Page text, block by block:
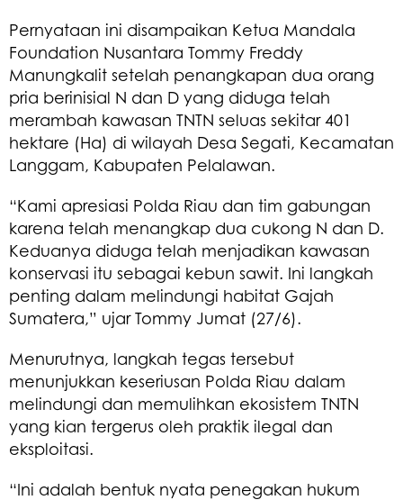
Pernyataan ini disampaikan Ketua Mandala
Foundation Nusantara Tommy Freddy
Manungkalit setelah penangkapan dua orang
pria berinisial N dan D yang diduga telah
merambah kawasan TNTN seluas sekitar 401
hektare (Ha) di wilayah Desa Segati, Kecamatan
Langgam, Kabupaten Pelalawan.
“Kami apresiasi Polda Riau dan tim gabungan
karena telah menangkap dua cukong N dan D.
Keduanya diduga telah menjadikan kawasan
konservasi itu sebagai kebun sawit. Ini langkah
penting dalam melindungi habitat Gajah
Sumatera,” ujar Tommy Jumat (27/6).
Menurutnya, langkah tegas tersebut
menunjukkan keseriusan Polda Riau dalam
melindungi dan memulihkan ekosistem TNTN
yang kian tergerus oleh praktik ilegal dan
eksploitasi.
“Ini adalah bentuk nyata penegakan hukum